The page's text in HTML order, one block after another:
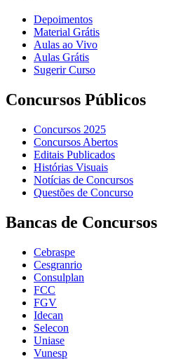
Depoimentos
Material Grátis
Aulas ao Vivo
Aulas Grátis
Sugerir Curso
Concursos Públicos
Concursos 2025
Concursos Abertos
Editais Publicados
Histórias Visuais
Notícias de Concursos
Questões de Concurso
Bancas de Concursos
Cebraspe
Cesgranrio
Consulplan
FCC
FGV
Idecan
Selecon
Uniase
Vunesp